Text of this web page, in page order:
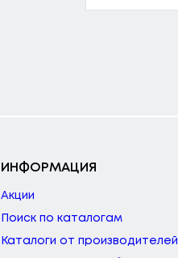
ИНФОРМАЦИЯ
Акции
Поиск по каталогам
Каталоги от производителей